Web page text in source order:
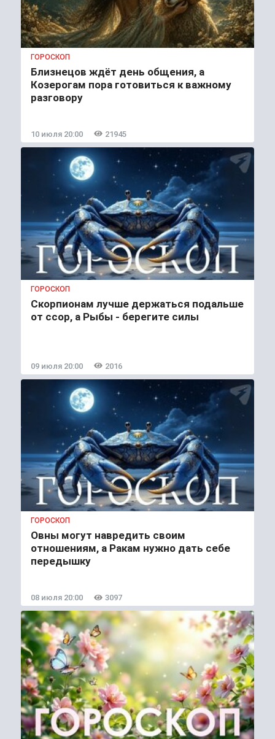
ГОРОСКОП
Близнецов ждёт день общения, а
Козерогам пора готовиться к важному
разговору
10 июля 20:00 21945
ГОРОСКОП
Скорпионам лучше держаться подальше
от ссор, а Рыбы - берегите силы
09 июля 20:00 2016
ГОРОСКОП
Овны могут навредить своим
отношениям, а Ракам нужно дать себе
передышку
08 июля 20:00 3097